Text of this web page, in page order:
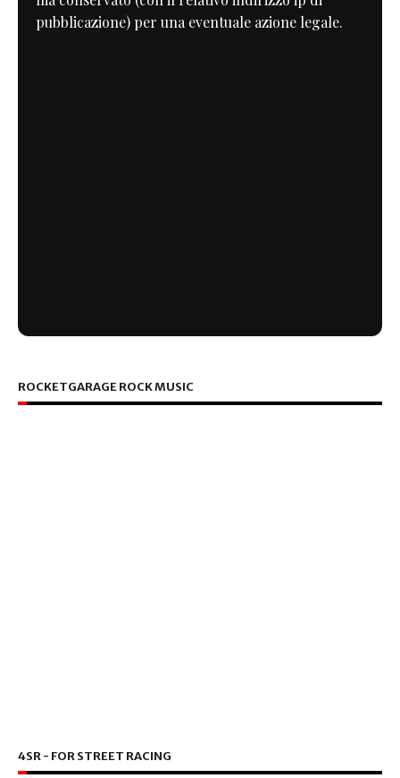
pubblicazione) per una eventuale azione legale.
ROCKETGARAGE ROCK MUSIC
4SR - FOR STREET RACING